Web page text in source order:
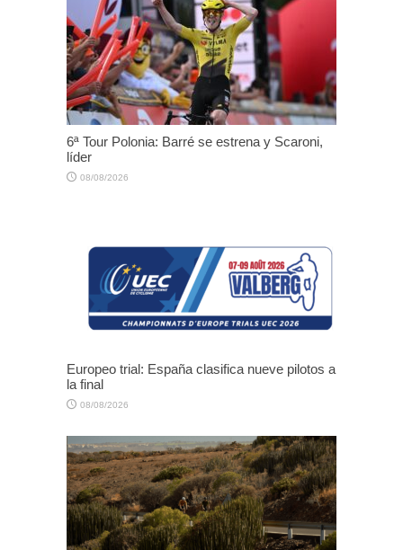
6ª Tour Polonia: Barré se estrena y Scaroni,
líder
08/08/2026
Europeo trial: España clasifica nueve pilotos a
la final
08/08/2026